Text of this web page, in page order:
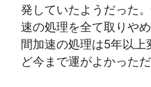
発していたようだった
速の処理を全て取りや
間加速の処理は5年以
ど今まで運がよかった